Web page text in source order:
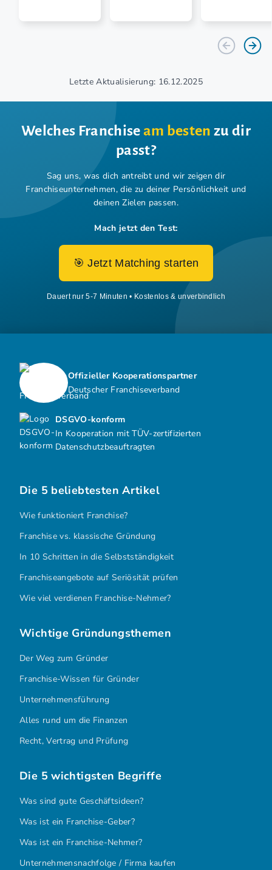
Letzte Aktualisierung: 16.12.2025
Welches Franchiseam besten zu dir
passt?
Sag uns, was dich antreibt und wir zeigen dir
Franchiseunternehmen, die zu deiner Persönlichkeit und
deinen Zielen passen.
Mach jetzt den Test:
🎯 Jetzt Matching starten
Dauert nur 5-7 Minuten • Kostenlos & unverbindlich
DSGVO-konform
In Kooperation mit TÜV-zertifizierten
Datenschutzbeauftragten
Offizieller Kooperationspartner
Deutscher Franchiseverband
Die 5 beliebtesten Artikel
Wie funktioniert Franchise?
Franchise vs. klassische Gründung
In 10 Schritten in die Selbstständigkeit
Franchiseangebote auf Seriösität prüfen
Wie viel verdienen Franchise-Nehmer?
Wichtige Gründungsthemen
Der Weg zum Gründer
Franchise-Wissen für Gründer
Unternehmensführung
Alles rund um die Finanzen
Recht, Vertrag und Prüfung
Die 5 wichtigsten Begriffe
Was sind gute Geschäftsideen?
Was ist ein Franchise-Geber?
Was ist ein Franchise-Nehmer?
Unternehmensnachfolge / Firma kaufen